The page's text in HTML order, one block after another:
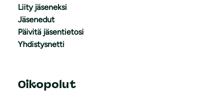
Liity jäseneksi
Jäsenedut
Päivitä jäsentietosi
Yhdistysnetti
Oikopolut